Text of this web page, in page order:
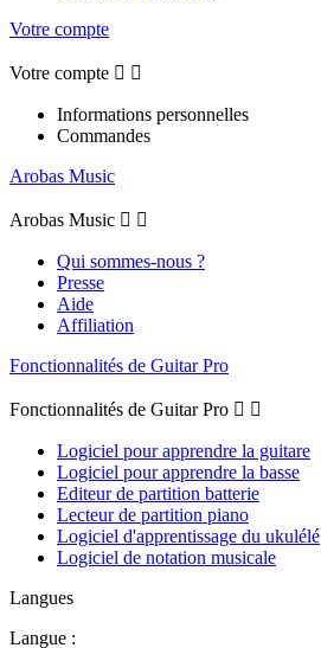
Votre compte
Votre compte  
Informations personnelles
Commandes
Arobas Music
Arobas Music  
Qui sommes-nous ?
Presse
Aide
Affiliation
Fonctionnalités de Guitar Pro
Fonctionnalités de Guitar Pro  
Logiciel pour apprendre la guitare
Logiciel pour apprendre la basse
Editeur de partition batterie
Lecteur de partition piano
Logiciel d'apprentissage du ukulélé
Logiciel de notation musicale
Langues
Langue :